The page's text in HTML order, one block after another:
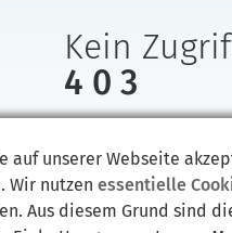
Kein
4 0 3
gartenkultur-
auf unserer Webseite
Wir nutzen essentielle
Aus diesem Grund sind